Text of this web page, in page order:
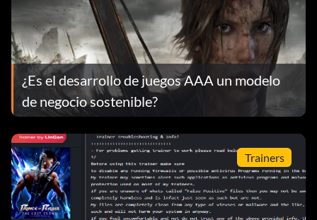
¿Es el desarrollo de juegos AAA un modelo
de negocio sostenible?
Trainers